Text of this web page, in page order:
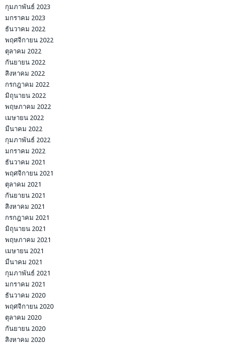
กุมภาพันธ์ 2023
มกราคม 2023
ธันวาคม 2022
พฤศจิกายน 2022
ตุลาคม 2022
กันยายน 2022
สิงหาคม 2022
กรกฎาคม 2022
มิถุนายน 2022
พฤษภาคม 2022
เมษายน 2022
มีนาคม 2022
กุมภาพันธ์ 2022
มกราคม 2022
ธันวาคม 2021
พฤศจิกายน 2021
ตุลาคม 2021
กันยายน 2021
สิงหาคม 2021
กรกฎาคม 2021
มิถุนายน 2021
พฤษภาคม 2021
เมษายน 2021
มีนาคม 2021
กุมภาพันธ์ 2021
มกราคม 2021
ธันวาคม 2020
พฤศจิกายน 2020
ตุลาคม 2020
กันยายน 2020
สิงหาคม 2020